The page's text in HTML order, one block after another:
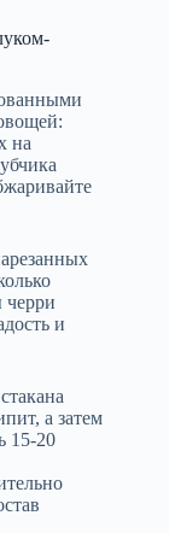
на
черри
и
а затем
15-20